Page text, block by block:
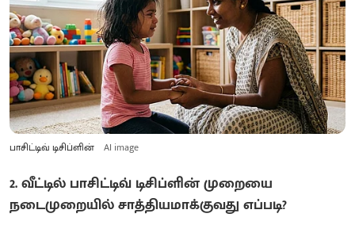
பாசிட்டிவ் டிசிப்ளின் AI image
2. வீட்டில் பாசிட்டிவ் டிசிப்ளின் முறையை
நடைமுறையில் சாத்தியமாக்குவது எப்படி?